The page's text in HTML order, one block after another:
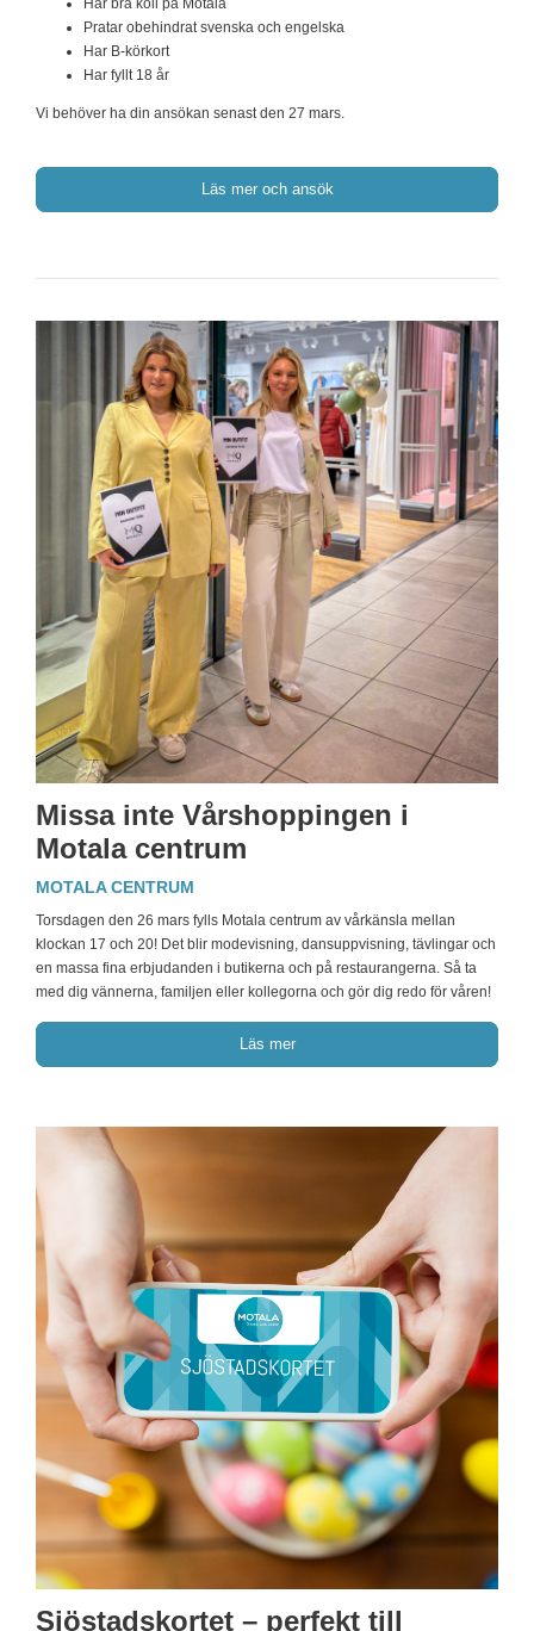
Har bra koll på Motala
Pratar obehindrat svenska och engelska
Har B-körkort
Har fyllt 18 år
Vi behöver ha din ansökan senast den 27 mars.
Läs mer och ansök
Missa inte Vårshoppingen i
Motala centrum
MOTALA CENTRUM
Torsdagen den 26 mars fylls Motala centrum av vårkänsla mellan
klockan 17 och 20! Det blir modevisning, dansuppvisning, tävlingar och
en massa fina erbjudanden i butikerna och på restaurangerna. Så ta
med dig vännerna, familjen eller kollegorna och gör dig redo för våren!
Läs mer
Sjöstadskortet – perfekt till